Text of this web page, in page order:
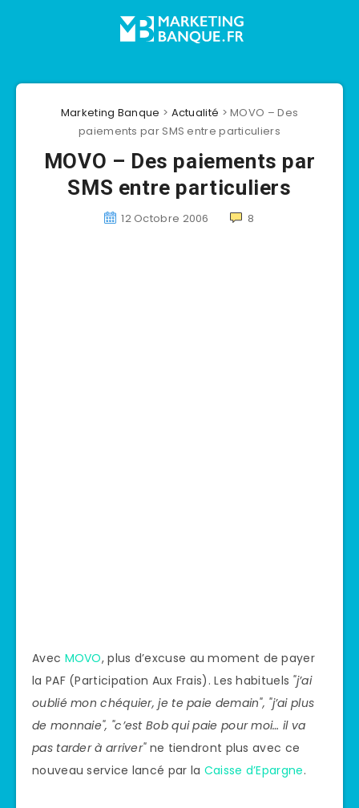
Marketing Banque > Actualité >MOVO – Des
paiements par SMS entre particuliers
MOVO – Des paiements par
SMS entre particuliers
12 Octobre 2006 8
Avec MOVO, plus d’excuse au moment de payer
la PAF (Participation Aux Frais). Les habituels "j’ai
oublié mon chéquier, je te paie demain", "j’ai plus
de monnaie", "c’est Bob qui paie pour moi… il va
pas tarder à arriver"ne tiendront plus avec ce
nouveau service lancé par la Caisse d’Epargne.